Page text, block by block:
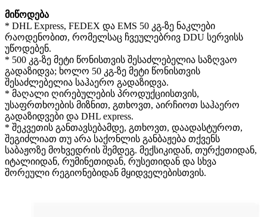
მიწოდება
* DHL Express, FEDEX და EMS 50 კგ-ზე ნაკლები
რაოდენობით, რომელსაც ჩვეულებრივ DDU სერვისს
უწოდებენ.
* 500 კგ-ზე მეტი წონისთვის შესაძლებელია საზღვაო
გადაზიდვა; ხოლო 50 კგ-ზე მეტი წონისთვის
შესაძლებელია საჰაერო გადაზიდვა.
* მაღალი ღირებულების პროდუქციისთვის,
უსაფრთხოების მიზნით, გთხოვთ, აირჩიოთ საჰაერო
გადაზიდვები და DHL express.
* შეკვეთის განთავსებამდე, გთხოვთ, დაადასტუროთ,
შეგიძლიათ თუ არა საქონლის განბაჟება თქვენს
საბაჟოზე მოხვედრის შემდეგ. მექსიკიდან, თურქეთიდან,
იტალიიდან, რუმინეთიდან, რუსეთიდან და სხვა
შორეული რეგიონებიდან მყიდველებისთვის.